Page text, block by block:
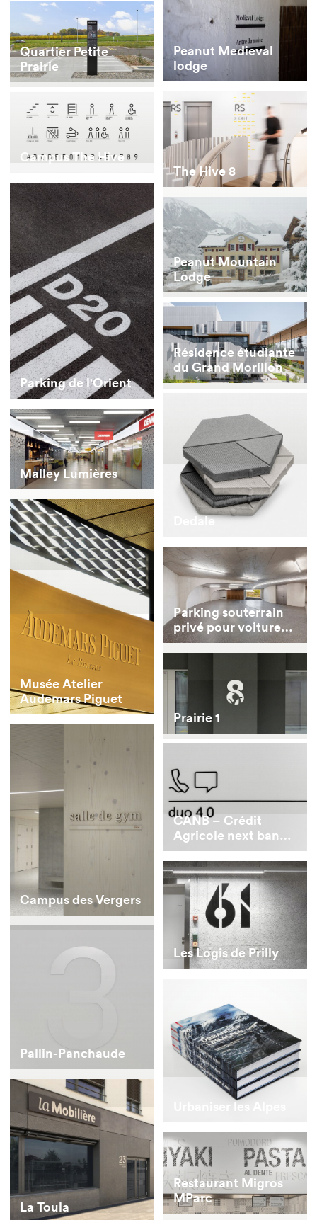
Peanut Medieval
lodge
Quartier Petite
Prairie
The Hive 8
Campus The Hive
Parking de l'Orient
Peanut Mountain
Lodge
Résidence étudiante
du Grand Morillon
Dedale
Malley Lumières
Musée Atelier
Audemars Piguet
Parking souterrain
privé pour voitures
de collection
Prairie 1
Campus des Vergers
CANB – Crédit
Agricole next bank
(Suisse) SA
Les Logis de Prilly
Pallin-Panchaude
Urbaniser les Alpes
La Toula
Restaurant Migros
MParc